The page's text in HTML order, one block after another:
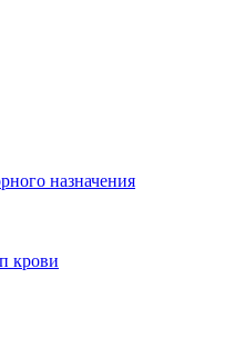
назначения
крови